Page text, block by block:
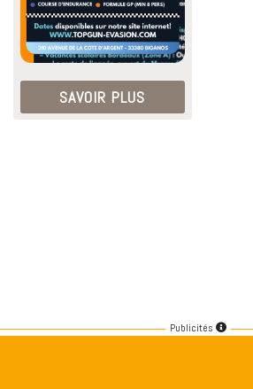
SAVOIR PLUS
Publicités